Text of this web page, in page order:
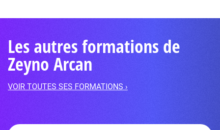
Les autres formations de
Zeyno Arcan
VOIR TOUTES SES FORMATIONS ›